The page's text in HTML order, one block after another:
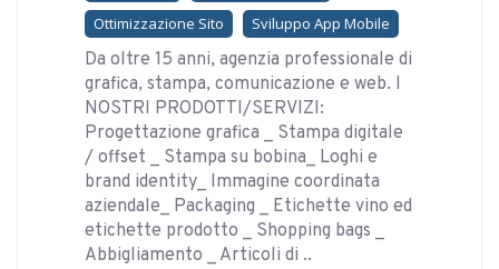
Ottimizzazione Sito
Sviluppo App Mobile
Da oltre 15 anni, agenzia professionale di
grafica, stampa, comunicazione e web. I
NOSTRI PRODOTTI/SERVIZI:
Progettazione grafica _ Stampa digitale
/ offset _ Stampa su bobina_ Loghi e
brand identity_ Immagine coordinata
aziendale_ Packaging _ Etichette vino ed
etichette prodotto _ Shopping bags _
Abbigliamento _ Articoli di ..